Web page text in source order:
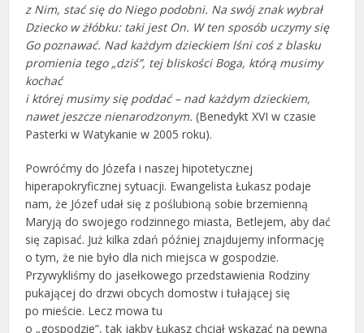
z Nim, stać się do Niego podobni. Na swój znak wybrał
Dziecko w żłóbku: taki jest On. W ten sposób uczymy się
Go poznawać. Nad każdym dzieckiem lśni coś z blasku
promienia tego „dziś”, tej bliskości Boga, którą musimy
kochać
i której musimy się poddać – nad każdym dzieckiem,
nawet jeszcze nienarodzonym.(Benedykt XVI w czasie
Pasterki w Watykanie w 2005 roku).
Powróćmy do Józefa i naszej hipotetycznej
hiperapokryficznej sytuacji. Ewangelista Łukasz podaje
nam, że Józef udał się z poślubioną sobie brzemienną
Maryją do swojego rodzinnego miasta, Betlejem, aby dać
się zapisać. Już kilka zdań później znajdujemy informację
o tym, że nie było dla nich miejsca w gospodzie.
Przywykliśmy do jasełkowego przedstawienia Rodziny
pukającej do drzwi obcych domostw i tułającej się
po mieście. Lecz mowa tu
o „gospodzie”, tak jakby Łukasz chciał wskazać na pewną